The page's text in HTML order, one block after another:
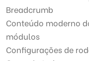
Breadcrumb
Conteúdo moderno
módulos
Configurações de